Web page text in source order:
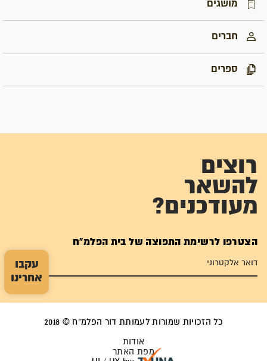
עקבו
אחרינו
מושגים
חברים
ספרים
רוצים
להשאר
מעודכנים?
הצטרפו לרשימת התפוצה של בית הפלמ"ח
כל הזכויות שמורות לעמותת דור הפלמ"ח © 2018
אודות
מפת האתר